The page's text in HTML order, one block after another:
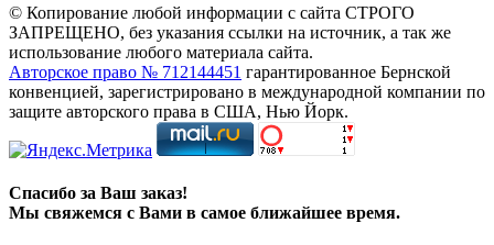
© Копирование любой информации с сайта СТРОГО
ЗАПРЕЩЕНО, без указания ссылки на источник, а так же
использование любого материала сайта.
Авторское право № 712144451 гарантированное Бернской
конвенцией, зарегистрировано в международной компании по
защите авторского права в США, Нью Йорк.
Спасибо за Ваш заказ!
Мы свяжемся с Вами в самое ближайшее время.